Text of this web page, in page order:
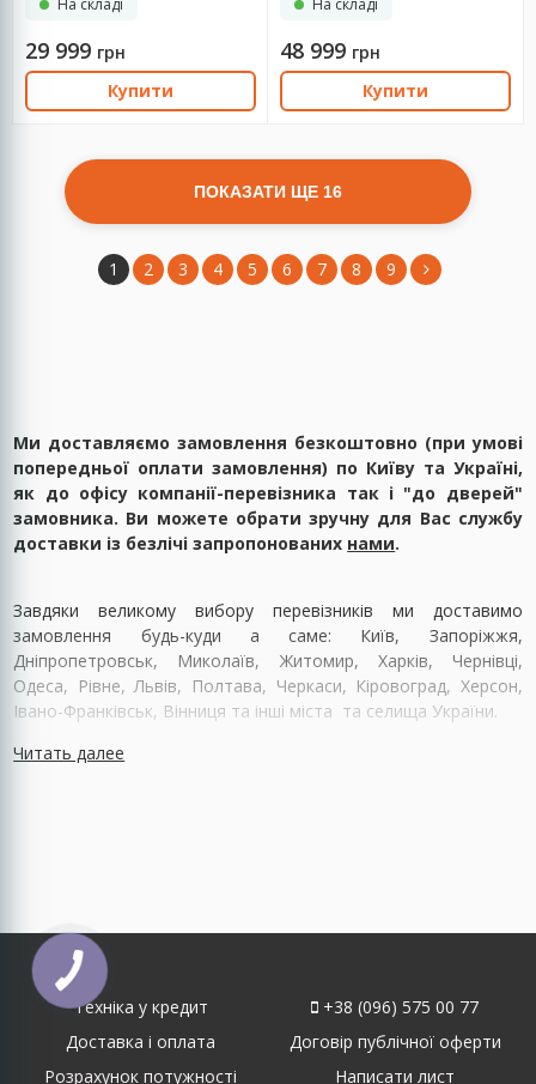
29 999 грн
Купити
48 999 грн
Купити
ПОКАЗАТИ ЩЕ 16
1 2 3 4 5 6 7 8 9
Ми доставляємо замовлення безкоштовно (при умові
попередньої оплати замовлення) по Київу та Україні,
як до офісу компанії-перевізника так і "до дверей"
замовника. Ви можете обрати зручну для Вас службу
доставки із безлічі запропонованих нами.
Завдяки великому вибору перевізників ми доставимо
замовлення будь-куди а саме: Київ, Запоріжжя,
Дніпропетровськ, Миколаїв, Житомир, Харків, Чернівці,
Одеса, Рівне, Львів, Полтава, Черкаси, Кіровоград, Херсон,
Івано-Франківськ, Вінниця та інші міста та селища України.
Читать далее
Техніка у кредит
Доставка і оплата
Розрахунок потужності
+38 (096) 575 00 77
Договір публічної оферти
Написати лист